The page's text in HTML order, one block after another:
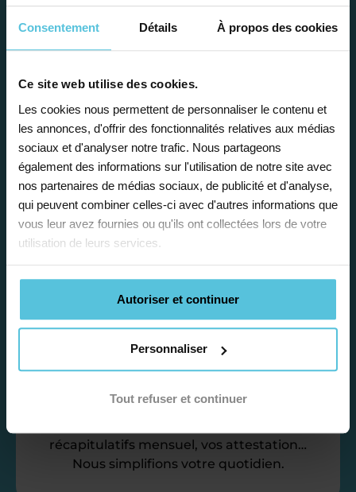
Consentement Détails À propos des cookies
Ce site web utilise des cookies.
Les cookies nous permettent de personnaliser le contenu et
les annonces, d'offrir des fonctionnalités relatives aux médias
sociaux et d'analyser notre trafic. Nous partageons
également des informations sur l'utilisation de notre site avec
nos partenaires de médias sociaux, de publicité et d'analyse,
qui peuvent combiner celles-ci avec d'autres informations que
vous leur avez fournies ou qu'ils ont collectées lors de votre
utilisation de leurs services.
Autoriser et continuer
Personnaliser
Tout refuser et continuer
Enseignez près de chez vous, selon
vos horaires
Afin de garantir le meilleur
accompagnement, nous organisons votre
emploi du temps en fonction de votre profil,
vos disponibilités et votre flexibilité.
Déléguez vos tâches
administratives
pour vous ! De la recherche de famille
récapitulatifs mensuel, vos attestation…
Nous simplifions votre quotidien.